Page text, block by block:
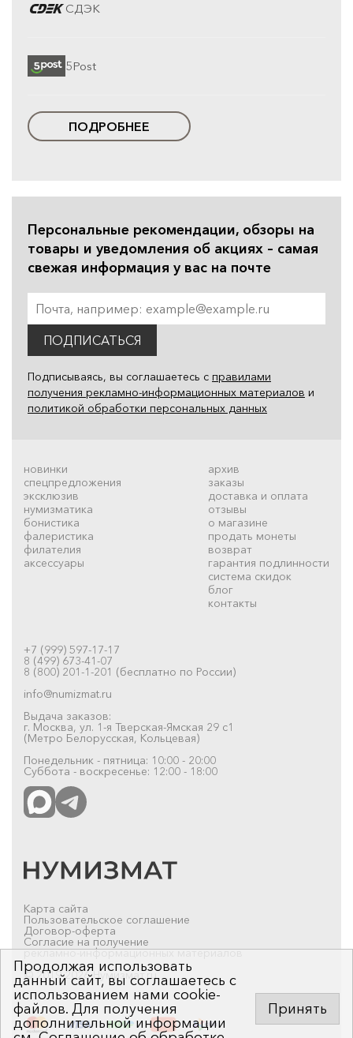
СДЭК
5Post
ПОДРОБНЕЕ
Персональные рекомендации, обзоры на
товары и уведомления об акциях – самая
свежая информация у вас на почте
ПОДПИСАТЬСЯ
Подписываясь, вы соглашаетесь с правилами
получения рекламно-информационных материалов и
политикой обработки персональных данных
новинки
спецпредложения
эксклюзив
нумизматика
бонистика
фалеристика
филателия
аксессуары
архив
заказы
доставка и оплата
отзывы
о магазине
продать монеты
возврат
гарантия подлинности
система скидок
блог
контакты
+7 (999) 597-17-17
8 (499) 673-41-07
8 (800) 201-1-201 (бесплатно по России)
info@numizmat.ru
Выдача заказов:
г. Москва, ул. 1-я Тверская-Ямская 29 с1
(Метро Белорусская, Кольцевая)
Понедельник - пятница: 10:00 - 20:00
Суббота - воскресенье: 12:00 - 18:00
Карта сайта
Пользовательское соглашение
Договор-оферта
Согласие на получение
рекламно-информационных материалов
© 2019-2026 Нумизмат.ru
Продолжая использовать
данный сайт, вы соглашаетесь с
использованием нами cookie-
файлов. Для получения
дополнительной информации
Принять